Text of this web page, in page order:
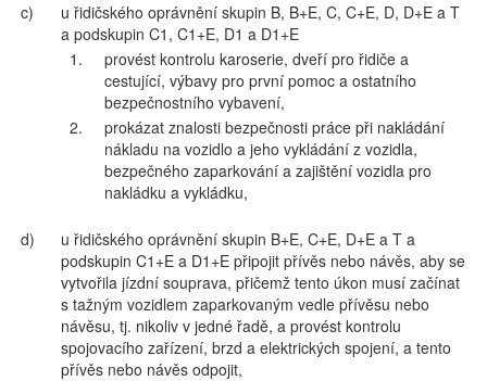
c)
u řidičského oprávnění skupin B, B+E, C, C+E, D, D+E a T
a podskupin C1, C1+E, D1 a D1+E
1.
provést kontrolu karoserie, dveří pro řidiče a
cestující, výbavy pro první pomoc a ostatního
bezpečnostního vybavení,
2.
prokázat znalosti bezpečnosti práce při nakládání
nákladu na vozidlo a jeho vykládání z vozidla,
bezpečného zaparkování a zajištění vozidla pro
nakládku a vykládku,
d)
u řidičského oprávnění skupin B+E, C+E, D+E a T a
podskupin C1+E a D1+E připojit přívěs nebo návěs, aby se
vytvořila jízdní souprava, přičemž tento úkon musí začínat
s tažným vozidlem zaparkovaným vedle přívěsu nebo
návěsu, tj. nikoliv v jedné řadě, a provést kontrolu
spojovacího zařízení, brzd a elektrických spojení, a tento
přívěs nebo návěs odpojit,